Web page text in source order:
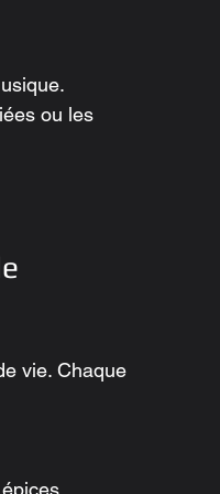
ou les
vie. Chaque